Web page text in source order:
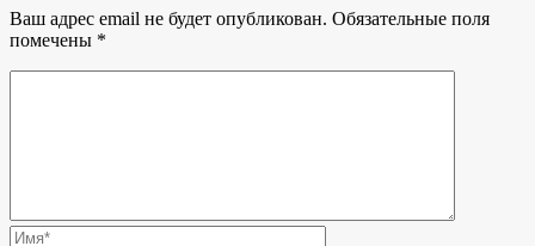
Ваш адрес email не будет опубликован. Обязательные поля
помечены *